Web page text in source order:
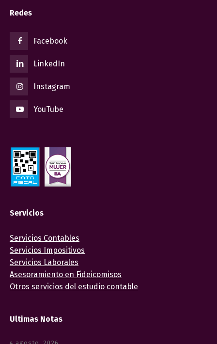
Redes
Facebook
LinkedIn
Instagram
YouTube
Servicios
Servicios Contables
Servicios Impositivos
Servicios Laborales
Asesoramiento en Fideicomisos
Otros servicios del estudio contable
Ultimas Notas